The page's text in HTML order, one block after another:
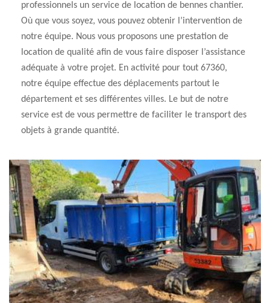
professionnels un service de location de bennes chantier.
Où que vous soyez, vous pouvez obtenir l’intervention de
notre équipe. Nous vous proposons une prestation de
location de qualité afin de vous faire disposer l’assistance
adéquate à votre projet. En activité pour tout 67360,
notre équipe effectue des déplacements partout le
département et ses différentes villes. Le but de notre
service est de vous permettre de faciliter le transport des
objets à grande quantité.